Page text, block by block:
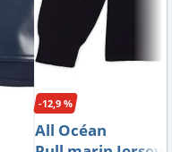
-12,9 %
All Océan